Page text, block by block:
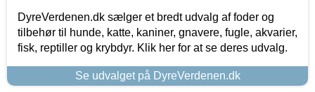
DyreVerdenen.dk sælger et bredt udvalg af foder og
tilbehør til hunde, katte, kaniner, gnavere, fugle, akvarier,
fisk, reptiller og krybdyr. Klik her for at se deres udvalg.
Se udvalget på DyreVerdenen.dk